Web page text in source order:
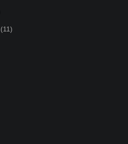
(11)